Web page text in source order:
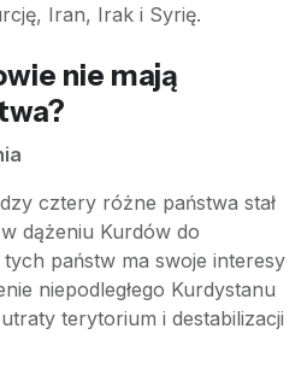
Iran, Irak i Syrię.
nie mają
cztery różne państwa stał
dążeniu Kurdów do
tych państw ma swoje interesy
niepodległego Kurdystanu
terytorium i destabilizacji